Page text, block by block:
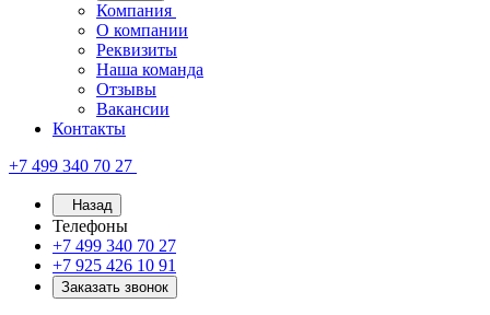
Компания
О компании
Реквизиты
Наша команда
Отзывы
Вакансии
Контакты
+7 499 340 70 27
Назад
Телефоны
+7 499 340 70 27
+7 925 426 10 91
Заказать звонок